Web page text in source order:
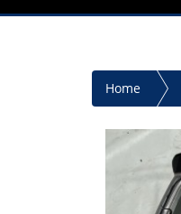
Home